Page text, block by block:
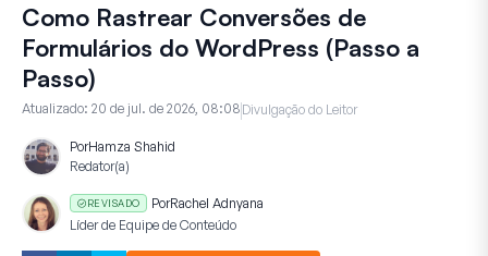
Como Rastrear Conversões de
Formulários do WordPress (Passo a
Passo)
Atualizado: 20 de jul. de 2026, 08:08 Divulgação do Leitor
PorHamza Shahid
Redator(a)
REVISADO PorRachel Adnyana
Líder de Equipe de Conteúdo